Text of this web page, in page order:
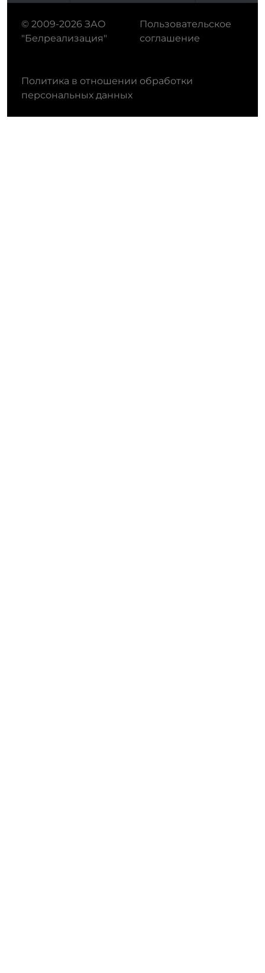
© 2009-2026 ЗАО
"Белреализация"
Пользовательское
соглашение
Политика в отношении обработки
персональных данных